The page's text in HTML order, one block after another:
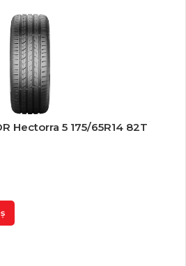
Hectorra 5 175/65R14 82T